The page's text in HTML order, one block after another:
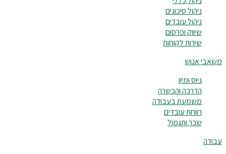
ניהול סיכונים
ניהול עובדים
שיווק ופרסום
שירות לקוחות
משאבי אנוש
גיוס ומיון
הדרכה והכשרה
משמעת בעבודה
רווחת עובדים
שכר ותגמול
עבודה